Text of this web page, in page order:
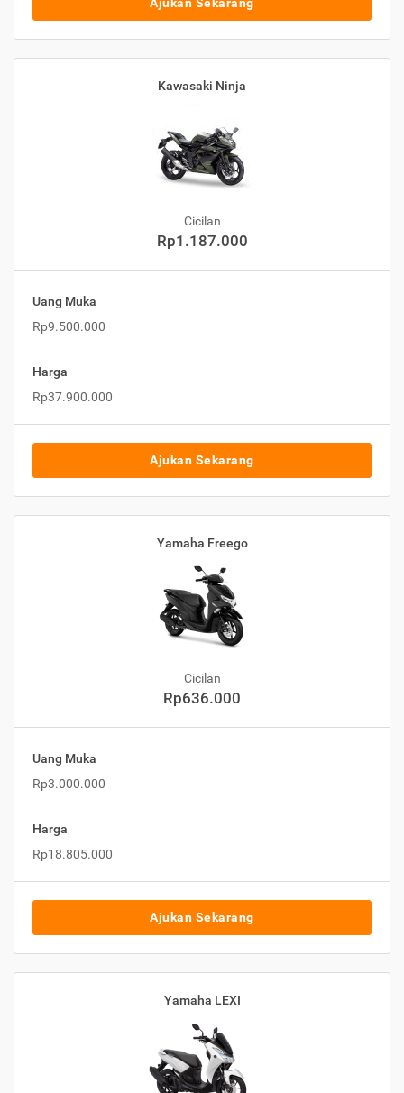
Ajukan Sekarang
Kawasaki Ninja
Cicilan
Rp1.187.000
Uang Muka
Rp9.500.000
Harga
Rp37.900.000
Ajukan Sekarang
Yamaha Freego
Cicilan
Rp636.000
Uang Muka
Rp3.000.000
Harga
Rp18.805.000
Ajukan Sekarang
Yamaha LEXI